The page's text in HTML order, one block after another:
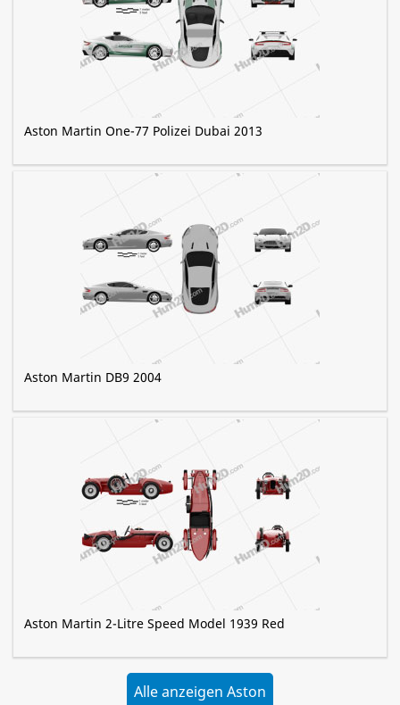
Aston Martin One-77 Polizei Dubai 2013
Aston Martin DB9 2004
Aston Martin 2-Litre Speed Model 1939 Red
Alle anzeigen Aston